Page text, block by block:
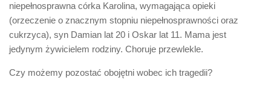
niepełnosprawna córka Karolina, wymagająca opieki
(orzeczenie o znacznym stopniu niepełnosprawności oraz
cukrzyca), syn Damian lat 20 i Oskar lat 11. Mama jest
jedynym żywicielem rodziny. Choruje przewlekle.
Czy możemy pozostać obojętni wobec ich tragedii?